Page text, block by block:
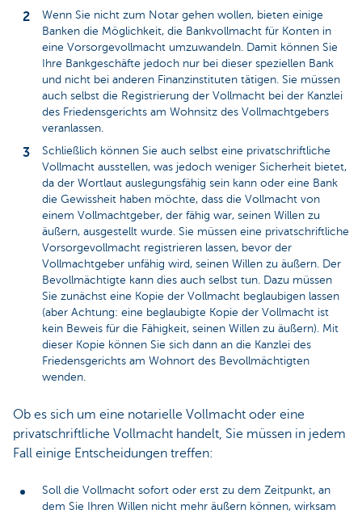
Wenn Sie nicht zum Notar gehen wollen, bieten einige
Banken die Möglichkeit, die Bankvollmacht für Konten in
eine Vorsorgevollmacht umzuwandeln. Damit können Sie
Ihre Bankgeschäfte jedoch nur bei dieser speziellen Bank
und nicht bei anderen Finanzinstituten tätigen. Sie müssen
auch selbst die Registrierung der Vollmacht bei der Kanzlei
des Friedensgerichts am Wohnsitz des Vollmachtgebers
veranlassen.
Schließlich können Sie auch selbst eine privatschriftliche
Vollmacht ausstellen, was jedoch weniger Sicherheit bietet,
da der Wortlaut auslegungsfähig sein kann oder eine Bank
die Gewissheit haben möchte, dass die Vollmacht von
einem Vollmachtgeber, der fähig war, seinen Willen zu
äußern, ausgestellt wurde. Sie müssen eine privatschriftliche
Vorsorgevollmacht registrieren lassen, bevor der
Vollmachtgeber unfähig wird, seinen Willen zu äußern. Der
Bevollmächtigte kann dies auch selbst tun. Dazu müssen
Sie zunächst eine Kopie der Vollmacht beglaubigen lassen
(aber Achtung: eine beglaubigte Kopie der Vollmacht ist
kein Beweis für die Fähigkeit, seinen Willen zu äußern). Mit
dieser Kopie können Sie sich dann an die Kanzlei des
Friedensgerichts am Wohnort des Bevollmächtigten
wenden.
Ob es sich um eine notarielle Vollmacht oder eine
privatschriftliche Vollmacht handelt, Sie müssen in jedem
Fall einige Entscheidungen treffen:
Soll die Vollmacht sofort oder erst zu dem Zeitpunkt, an
dem Sie Ihren Willen nicht mehr äußern können, wirksam